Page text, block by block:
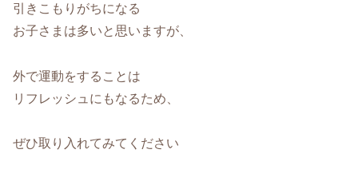
引きこもりがちになる
お子さまは多いと思いますが、
外で運動をすることは
リフレッシュにもなるため、
ぜひ取り入れてみてください